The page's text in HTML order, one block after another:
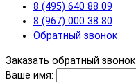
8 (495) 640 88 09
8 (967) 000 38 80
Обратный звонок
Заказать обратный звонок
Ваше имя: